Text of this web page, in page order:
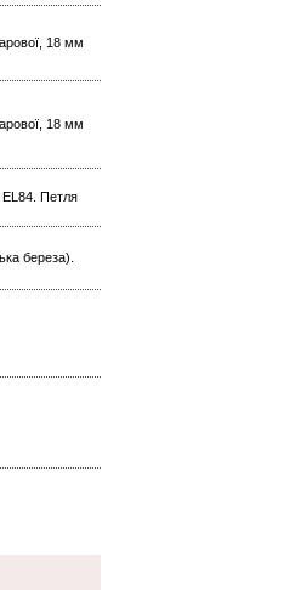
18 мм
18 мм
EL84. Петля
береза).